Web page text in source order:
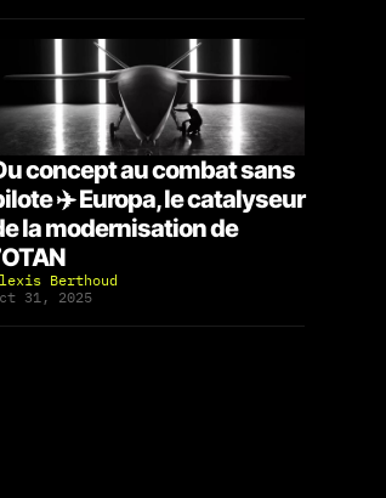
concept au combat sans
✈️ Europa, le catalyseur
la modernisation de
Berthoud
31, 2025